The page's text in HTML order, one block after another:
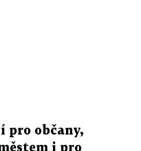
pro občany,
i pro